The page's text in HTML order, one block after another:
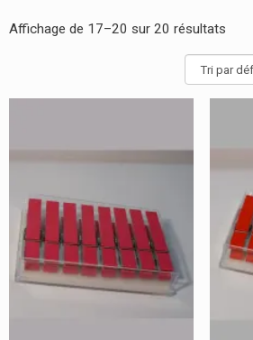
Affichage de 17–20 sur 20 résultats